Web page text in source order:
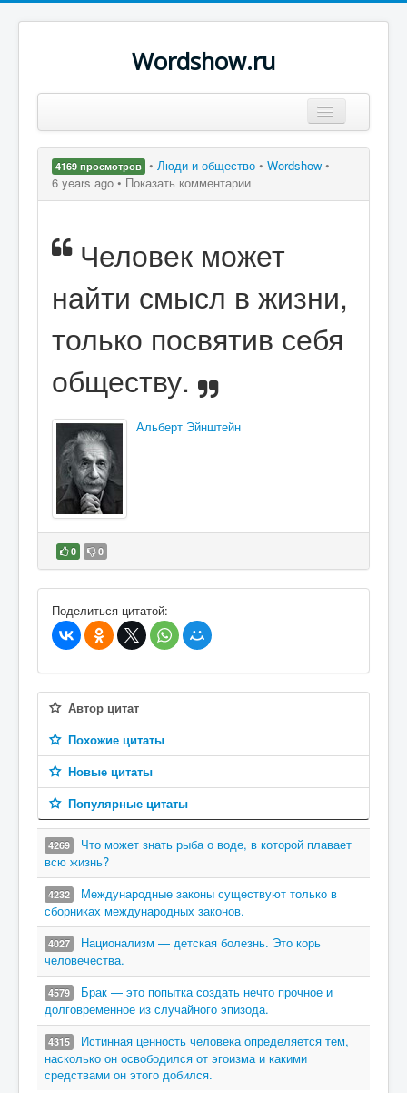
Wordshow.ru
Популярные цитаты
Поиск
4169 просмотров • Люди и общество • Wordshow •
6 years ago • Показать комментарии
Человек может
найти смысл в жизни,
только посвятив себя
обществу.
Альберт Эйнштейн
0 0
В избранное
Поделиться цитатой:
Автор цитат
Похожие цитаты
Новые цитаты
Популярные цитаты
4269
Что может знать рыба о воде, в которой плавает
всю жизнь?
4232
Международные законы существуют только в
сборниках международных законов.
4027
Национализм — детская болезнь. Это корь
человечества.
4579
Брак — это попытка создать нечто прочное и
долговременное из случайного эпизода.
4315
Истинная ценность человека определяется тем,
насколько он освободился от эгоизма и какими
средствами он этого добился.